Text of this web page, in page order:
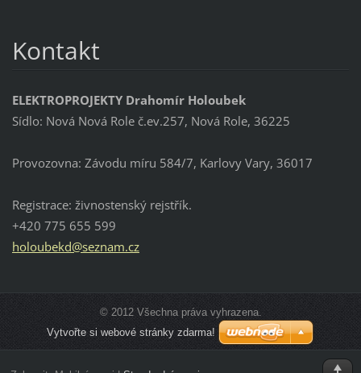
Kontakt
ELEKTROPROJEKTY Drahomír Holoubek
Sídlo: Nová Nová Role č.ev.257, Nová Role, 36225
Provozovna: Závodu míru 584/7, Karlovy Vary, 36017
Registrace: živnostenský rejstřík.
+420 775 655 599
holoubekd@seznam.cz
© 2012 Všechna práva vyhrazena.
Vytvořte si webové stránky zdarma!